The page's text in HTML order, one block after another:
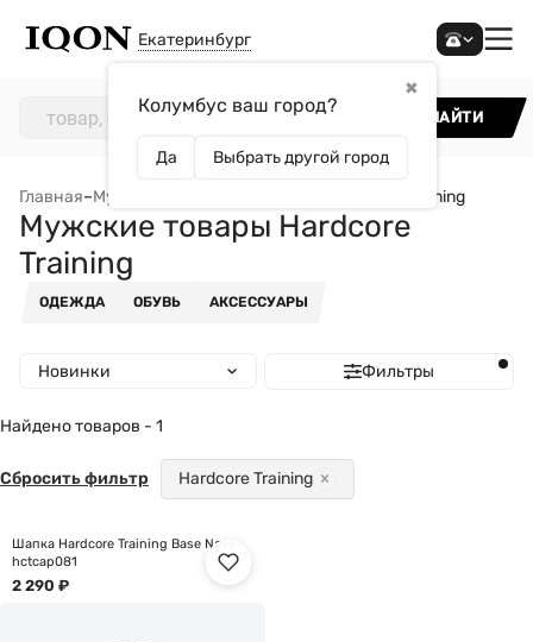
Екатеринбург
✖
Колумбус ваш город?
Да Выбрать другой город
НАЙТИ
Главная–Мужчинам Мужские товары Hardcore Training
Мужские товары Hardcore
Training
ОДЕЖДА ОБУВЬ АКСЕССУАРЫ
Новинки Фильтры
Найдено товаров - 1
Hardcore Training
Сбросить фильтр
Шапка Hardcore Training Base Navy
hctcap081
2 290 ₽